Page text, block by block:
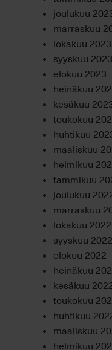
joulukuu
marraskuu
lokakuu 2023
syyskuu 2023
elokuu 2023
heinäkuu
kesäkuu
toukokuu
huhtikuu
maaliskuu
helmikuu
tammikuu
joulukuu
marraskuu
lokakuu 2022
syyskuu 2022
elokuu 2022
heinäkuu
kesäkuu
toukokuu
huhtikuu
maaliskuu
helmikuu